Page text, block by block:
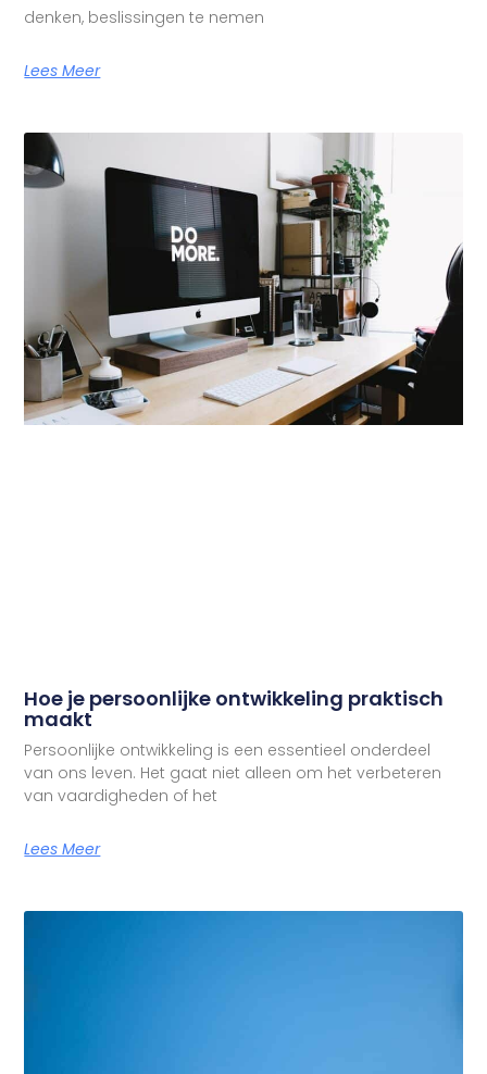
denken, beslissingen te nemen
Lees Meer
Hoe je persoonlijke ontwikkeling praktisch
maakt
Persoonlijke ontwikkeling is een essentieel onderdeel
van ons leven. Het gaat niet alleen om het verbeteren
van vaardigheden of het
Lees Meer